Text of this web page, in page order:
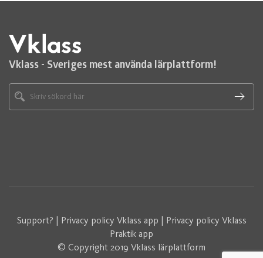
Vklass - Sveriges mest använda lärplattform!
Support? | Privacy policy Vklass app | Privacy policy Vklass
Praktik app
© Copyright 2019 Vklass lärplattform